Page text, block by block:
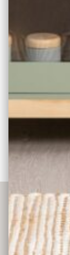
Menge Spaß.
welches auch
Spielküche
Stauraum kann
„Ficus“ perfekt
Ausstattung
Moderne
„Flammen“;
große
individuellen
Metallhaken